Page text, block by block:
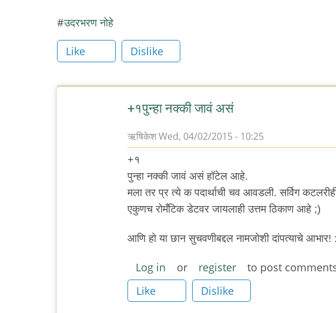
उदरभरण नोहे
Like Dislike
+१पुन्हा नक्की जावं असं
ऋषिकेशWed, 04/02/2015 - 10:25
+१
पुन्हा नक्की जावं असं हॉटेल आहे.
मला तर प्र त्ये क पदार्थाची चव आवडली. सर्विग
एकुणच रोमँटिक डेटवर जायलाही उत्तम ठिकाण आहे ;)
आणि हो या छान सुचवणीबद्दल नामजोशी दांपत्याचे आभार!
Log in or register
to post
Like
Dislike